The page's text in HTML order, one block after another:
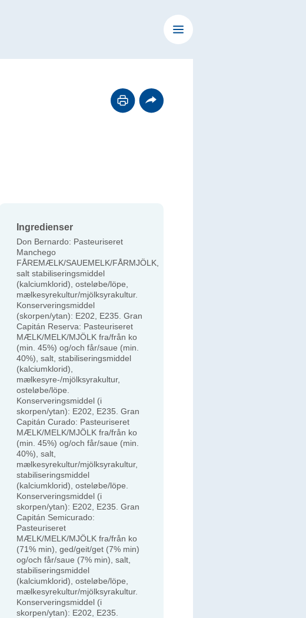
Ingredienser
Don Bernardo: Pasteuriseret
Manchego
FÅREMÆLK/SAUEMELK/FÅRMJÖLK,
salt stabiliseringsmiddel
(kalciumklorid), osteløbe/löpe,
mælkesyrekultur/mjölksyrakultur.
Konserveringsmiddel
(skorpen/ytan): E202, E235. Gran
Capitán Reserva: Pasteuriseret
MÆLK/MELK/MJÖLK fra/från ko
(min. 45%) og/och får/saue (min.
40%), salt, stabiliseringsmiddel
(kalciumklorid),
mælkesyre-/mjölksyrakultur,
osteløbe/löpe.
Konserveringsmiddel (i
skorpen/ytan): E202, E235. Gran
Capitán Curado: Pasteuriseret
MÆLK/MELK/MJÖLK fra/från ko
(min. 45%) og/och får/saue (min.
40%), salt,
mælkesyrekultur/mjölksyrakultur,
stabiliseringsmiddel
(kalciumklorid), osteløbe/löpe.
Konserveringsmiddel (i
skorpen/ytan): E202, E235. Gran
Capitán Semicurado:
Pasteuriseret
MÆLK/MELK/MJÖLK fra/från ko
(71% min), ged/geit/get (7% min)
og/och får/saue (7% min), salt,
stabiliseringsmiddel
(kalciumklorid), osteløbe/löpe,
mælkesyrekultur/mjölksyrakultur.
Konserveringsmiddel (i
skorpen/ytan): E202, E235.